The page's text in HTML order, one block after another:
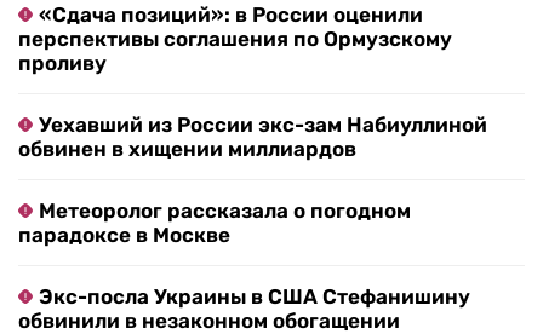
«Сдача позиций»: в России оценили
перспективы соглашения по Ормузскому
проливу
Уехавший из России экс-зам Набиуллиной
обвинен в хищении миллиардов
Метеоролог рассказала о погодном
парадоксе в Москве
Экс-посла Украины в США Стефанишину
обвинили в незаконном обогащении